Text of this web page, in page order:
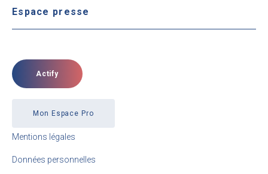
Espace presse
Actify
Mon Espace Pro
Mentions légales
Données personnelles